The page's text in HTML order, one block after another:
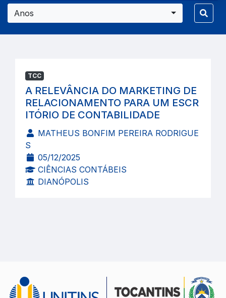
Anos
TCC
A RELEVÂNCIA DO MARKETING DE
RELACIONAMENTO PARA UM ESCR
ITÓRIO DE CONTABILIDADE
MATHEUS BONFIM PEREIRA RODRIGUE
S
05/12/2025
CIÊNCIAS CONTÁBEIS
DIANÓPOLIS